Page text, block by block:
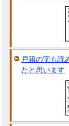
戸籍の字も読
たと思います